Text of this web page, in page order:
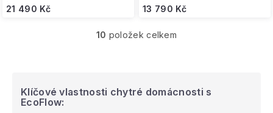
21 490 Kč 13 790 Kč
O
d
a
10 položek celkem
Klíčové vlastnosti chytré domácnosti s
EcoFlow: